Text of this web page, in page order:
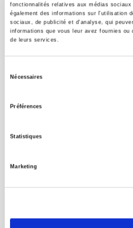
fonctionnalités relatives aux médias
également des informations sur l'utilisation
sociaux, de publicité et d'analyse, qui
informations que vous leur avez fournies
de leurs services.
Nécessaires
Préférences
Statistiques
Marketing
SCIENCES PO UNIVERSITY
original research, to edit
CONTACTS
FOR BOOKSHOPS
CONDITIONS OF SALE